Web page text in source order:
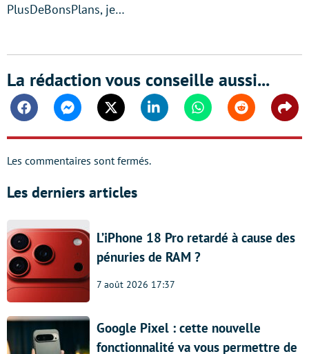
PlusDeBonsPlans, je…
La rédaction vous conseille aussi...
FacebookMessengerTwitter Linkedin WhatsappReddit
Les commentaires sont fermés.
Les derniers articles
L’iPhone 18 Pro retardé à cause des
pénuries de RAM ?
7 août 2026 17:37
Google Pixel : cette nouvelle
fonctionnalité va vous permettre de